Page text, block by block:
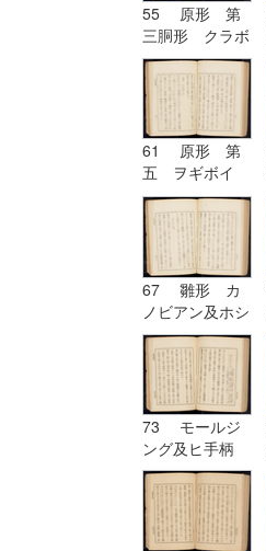
55 原形 第
三胴形 クラボ
イド
61 原形 第
五 ヲギボイ
ド| 原形 第
六 ヲキボイド
67 雛形 カ
ノビアン及ホシ
アン| ホシア
ン形
73 モールジ
ング及ヒ手柄